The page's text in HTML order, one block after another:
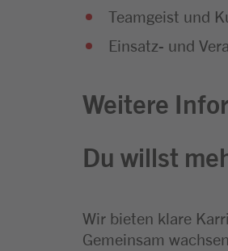
Teamgeist und
Einsatz- und
Weitere
Du willst
Wir bieten klare
Gemeinsam